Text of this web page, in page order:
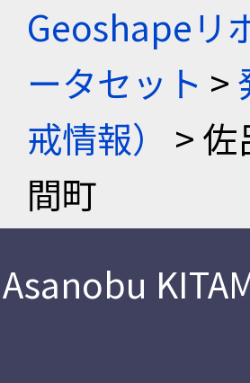
Geoshapeリ
ータセット >
戒情報）
>
間町
Asanobu